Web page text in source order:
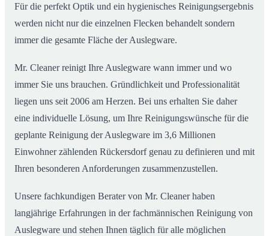
Für die perfekt Optik und ein hygienisches Reinigungsergebnis
werden nicht nur die einzelnen Flecken behandelt sondern
immer die gesamte Fläche der Auslegware.
Mr. Cleaner reinigt Ihre Auslegware wann immer und wo
immer Sie uns brauchen. Gründlichkeit und Professionalität
liegen uns seit 2006 am Herzen. Bei uns erhalten Sie daher
eine individuelle Lösung, um Ihre Reinigungswünsche für die
geplante Reinigung der Auslegware im 3,6 Millionen
Einwohner zählenden Rückersdorf genau zu definieren und mit
Ihren besonderen Anforderungen zusammenzustellen.
Unsere fachkundigen Berater von Mr. Cleaner haben
langjährige Erfahrungen in der fachmännischen Reinigung von
Auslegware und stehen Ihnen täglich für alle möglichen